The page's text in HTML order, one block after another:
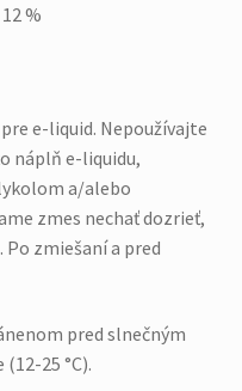
%
e-liquid. Nepoužívajte
náplň e-liquidu,
a/alebo
zmes nechať dozrieť,
zmiešaní a pred
pred slnečným
25 °C).